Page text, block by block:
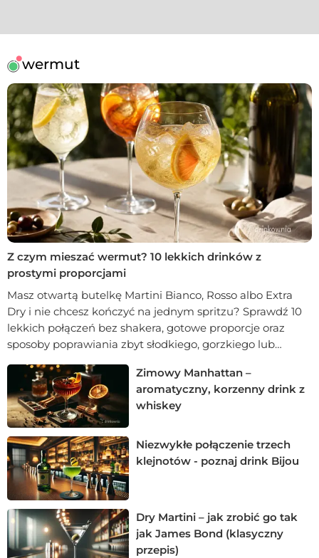
wermut
Z czym mieszać wermut? 10 lekkich drinków z
prostymi proporcjami
Masz otwartą butelkę Martini Bianco, Rosso albo Extra
Dry i nie chcesz kończyć na jednym spritzu? Sprawdź 10
lekkich połączeń bez shakera, gotowe proporcje oraz
sposoby poprawiania zbyt słodkiego, gorzkiego lub
Zimowy Manhattan –
aromatyczny, korzenny drink z
whiskey
Niezwykłe połączenie trzech
klejnotów - poznaj drink Bijou
Dry Martini – jak zrobić go tak
jak James Bond (klasyczny
przepis)